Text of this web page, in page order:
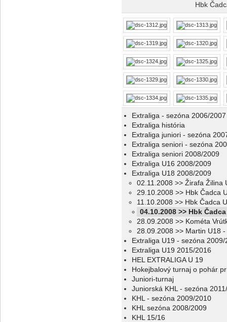
Hbk
Extraliga - sezóna 2006/2007
Extraliga história
Extraliga juniori - sezóna
Extraliga seniori - sezóna
Extraliga seniori 2008/2009
Extraliga U16 2008/2009
Extraliga U18 2008/2009
02.11.2008 >> Žirafa Žilina
29.10.2008 >> Hbk Čadca
11.10.2008 >> Hbk Čadca
04.10.2008 >> Hbk
28.09.2008 >> Kométa
28.09.2008 >> Martin U18
Extraliga U19 - sezóna 2009/
Extraliga U19 2015/2016
HEL EXTRALIGA U 19
Hokejbalový turnaj o pohár
Juniori-turnaj
Juniorská KHL - sezóna
KHL - sezóna 2009/2010
KHL sezóna 2008/2009
KHL 15/16